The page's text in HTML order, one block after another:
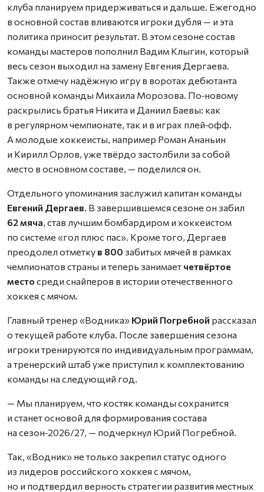
клуба планируем придерживаться и дальше. Ежегодно
в основной состав вливаются игроки дубля — и эта
политика приносит результат. В этом сезоне состав
команды мастеров пополнил Вадим Клыгин, который
весь сезон выходил на замену Евгения Дергаева.
Также отмечу надёжную игру в воротах дебютанта
основной команды Михаила Морозова. По‑новому
раскрылись братья Никита и Даниил Баевы: как
в регулярном чемпионате, так и в играх плей‑офф.
А молодые хоккеисты, например Роман Ананьин
и Кирилл Орлов, уже твёрдо застолбили за собой
место в основном составе, — поделился он.
Отдельного упоминания заслужил капитан команды
Евгений Дергаев . В завершившемся сезоне он забил
62 мяча, став лучшим бомбардиром и хоккеистом
по системе «гол плюс пас». Кроме того, Дергаев
преодолел отметку в 800 забитых мячей в рамках
чемпионатов страны и теперь занимает четвёртое
место среди снайперов в истории отечественного
хоккея с мячом.
Главный тренер «Водника» Юрий Погребной рассказал
о текущей работе клуба. После завершения сезона
игроки тренируются по индивидуальным программам,
а тренерский штаб уже приступил к комплектованию
команды на следующий год.
— Мы планируем, что костяк команды сохранится
и станет основой для формирования состава
на сезон‑2026/27, — подчеркнул Юрий Погребной.
Так, «Водник» не только закрепил статус одного
из лидеров российского хоккея с мячом,
но и подтвердил верность стратегии развития местных